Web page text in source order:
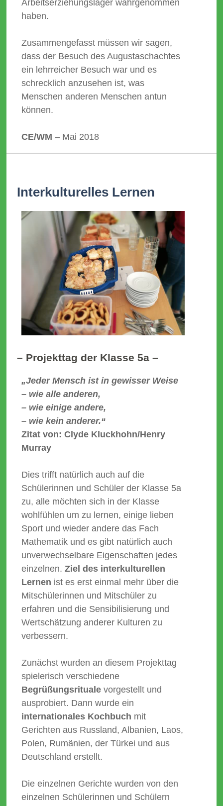
Arbeitserziehungslager wahrgenommen
haben.
Zusammengefasst müssen wir sagen,
dass der Besuch des Augustaschachtes
ein lehrreicher Besuch war und es
schrecklich anzusehen ist, was
Menschen anderen Menschen antun
können.
CE/WM – Mai 2018
Interkulturelles Lernen
– Projekttag der Klasse 5a –
„Jeder Mensch ist in gewisser Weise
– wie alle anderen,
– wie einige andere,
– wie kein anderer.“
Zitat von: Clyde Kluckhohn/Henry
Murray
Dies trifft natürlich auch auf die
Schülerinnen und Schüler der Klasse 5a
zu, alle möchten sich in der Klasse
wohlfühlen um zu lernen, einige lieben
Sport und wieder andere das Fach
Mathematik und es gibt natürlich auch
unverwechselbare Eigenschaften jedes
einzelnen. Ziel des interkulturellen
Lernen ist es erst einmal mehr über die
Mitschülerinnen und Mitschüler zu
erfahren und die Sensibilisierung und
Wertschätzung anderer Kulturen zu
verbessern.
Zunächst wurden an diesem Projekttag
spielerisch verschiedene
Begrüßungsritualevorgestellt und
ausprobiert. Dann wurde ein
internationales Kochbuch mit
Gerichten aus Russland, Albanien, Laos,
Polen, Rumänien, der Türkei und aus
Deutschland erstellt.
Die einzelnen Gerichte wurden von den
einzelnen Schülerinnen und Schülern